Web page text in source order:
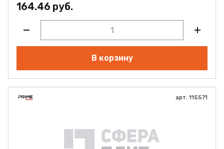
164.46 руб.
В корзину
арт. 115571